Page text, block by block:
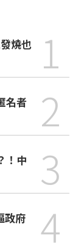
1
名者
2
3
4